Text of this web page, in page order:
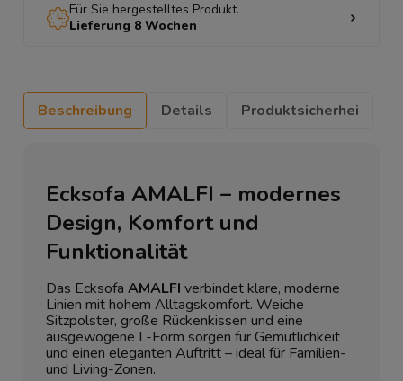
Für Sie hergestelltes Produkt.
Lieferung 8 Wochen
Beschreibung Details Produktsicherhei
Ecksofa AMALFI – modernes
Design, Komfort und
Funktionalität
Das Ecksofa AMALFI verbindet klare, moderne
Linien mit hohem Alltagskomfort. Weiche
Sitzpolster, große Rückenkissen und eine
ausgewogene L-Form sorgen für Gemütlichkeit
und einen eleganten Auftritt – ideal für Familien-
und Living-Zonen.